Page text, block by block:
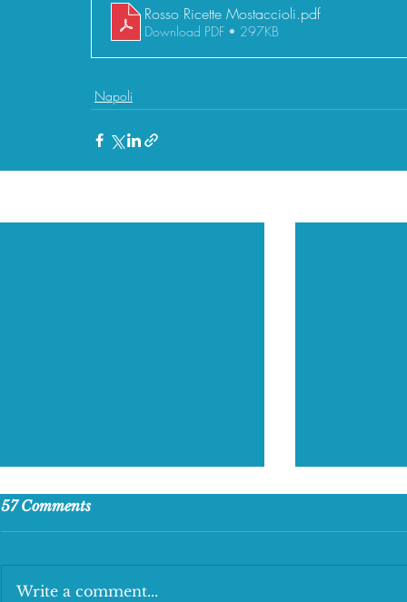
Rosso Ricette Mostaccioli.pdf
Download PDF • 297KB
Napoli
57 Comments
Write a comment...